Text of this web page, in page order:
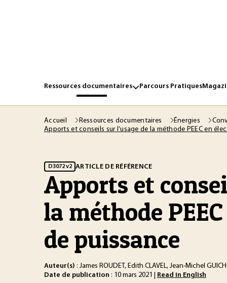
Ressources documentaires Parcours Pratiques
Accueil Ressources documentaires Énergies
Apports et conseils sur l’usage de la méthode PEEC en
D3072 v2 ARTICLE DE RÉFÉRENCE
Apports et
la méthode
de puissance
Auteur(s) : James ROUDET, Edith CLAVEL, Jean-Michel
Date de publication : 10 mars 2021 | Read in English